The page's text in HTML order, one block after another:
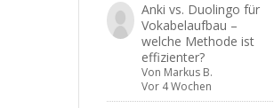
Anki vs. Duolingo für
Vokabelaufbau –
welche Methode ist
effizienter?
Von Markus B.
Vor 4 Wochen